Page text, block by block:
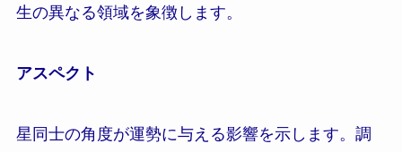
生の異なる領域を象徴します。
アスペクト
星同士の角度が運勢に与える影響を示します。調